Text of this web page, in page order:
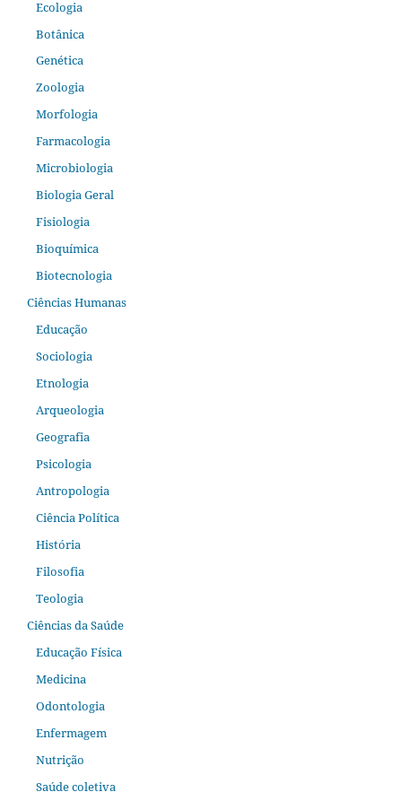
Ecologia
Botânica
Genética
Zoologia
Morfologia
Farmacologia
Microbiologia
Biologia Geral
Fisiologia
Bioquímica
Biotecnologia
Ciências Humanas
Educação
Sociologia
Etnologia
Arqueologia
Geografia
Psicologia
Antropologia
Ciência Política
História
Filosofia
Teologia
Ciências da Saúde
Educação Física
Medicina
Odontologia
Enfermagem
Nutrição
Saúde coletiva